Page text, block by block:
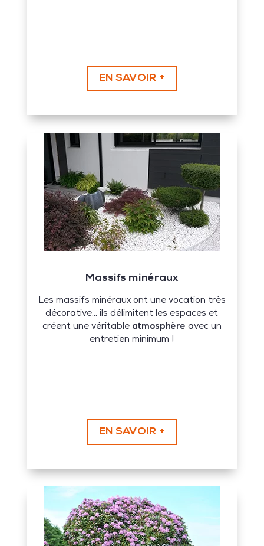
EN SAVOIR +
Massifs minéraux
Les massifs minéraux ont une vocation très
décorative… ils délimitent les espaces et
créent une véritable atmosphère avec un
entretien minimum !
EN SAVOIR +